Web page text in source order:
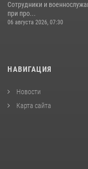
Сотрудники и
при про...
06 августа 2026, 07:30
НАВИГАЦИЯ
Новости
Карта сайта